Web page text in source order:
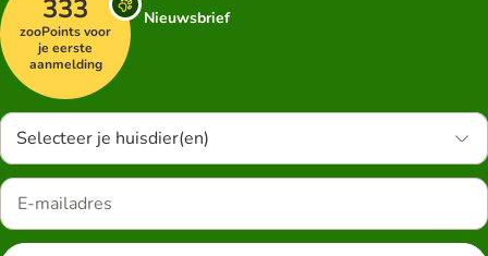
333
zooPoints voor
je eerste
aanmelding
Nieuwsbrief
Selecteer je huisdier(en)